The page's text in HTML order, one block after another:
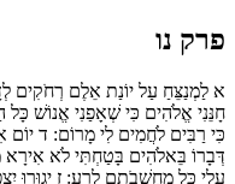
פרק נו
א לַמְנַצֵּחַ עַל יוֹנַת אֵלֶם רְחֹקִים
חָנֵּנִי אֱלֹהִים כִּי שְׁאָפַנִי אֱנוֹשׁ כָּל
כִּי רַבִּים לֹחֲמִים לִי מָרוֹם: ד יוֹם
דְּבָרוֹ בֵּאלֹהִים בָּטַחְתִּי לֹא
עָלַי כָּל מַחְשְׁבֹתָם לָרָע: ז יָגוּרוּ